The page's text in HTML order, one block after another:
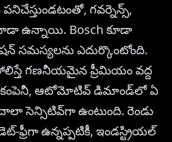
గవర్నెన్స్,
ఉన్నాయి. Bosch కూడా
సమస్యలను ఎదుర్కొంటోంది.
గణనీయమైన ప్రీమియం వద్ద
ఈ కంపెనీ, ఆటోమోటివ్ డిమాండ్‌లో ఏ
సెన్సిటివ్‌గా ఉంటుంది. రెండు
ఫ్రీగా ఉన్నప్పటికీ, ఇండస్ట్రియల్